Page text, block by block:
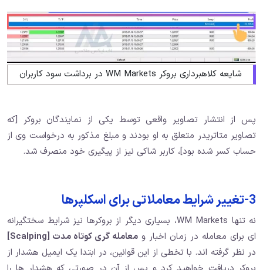
شایعه کلاهبرداری بروکر WM Markets در برداشت سود کاربران
پس از انتشار تصاویر واقعی توسط یکی از نمایندگان بروکر [که
تصاویر متاتریدر متعلق به او بودند و مبلغ مذکور به درخواست وی از
حساب کسر شده بود]، کاربر شاکی نیز از پیگیری خود منصرف شد.
3-تغییر شرایط معاملاتی برای اسکلپرها
نه تنها WM Markets، بسیاری دیگر از بروکرها نیز شرایط سختگیرانه
ای برای معامله در زمان اخبار و معامله گری کوتاه مدت [Scalping]
در نظر گرفته اند. با تخطی از این قوانین، در ابتدا یک ایمیل هشدار از